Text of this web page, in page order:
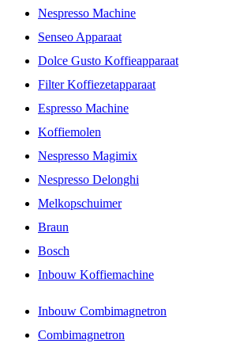
Nespresso Machine
Senseo Apparaat
Dolce Gusto Koffieapparaat
Filter Koffiezetapparaat
Espresso Machine
Koffiemolen
Nespresso Magimix
Nespresso Delonghi
Melkopschuimer
Braun
Bosch
Inbouw Koffiemachine
Inbouw Combimagnetron
Combimagnetron